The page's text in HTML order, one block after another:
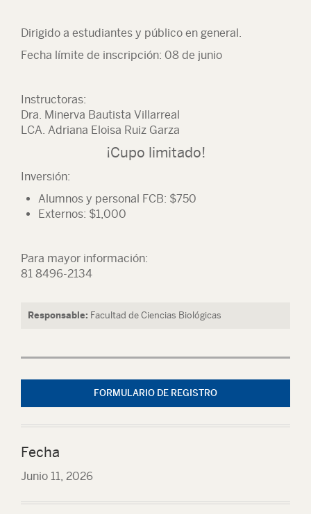
Dirigido a estudiantes y público en general.
Fecha límite de inscripción: 08 de junio
Instructoras:
Dra. Minerva Bautista Villarreal
LCA. Adriana Eloisa Ruiz Garza
¡Cupo limitado!
Inversión:
Alumnos y personal FCB: $750
Externos: $1,000
Para mayor información:
81 8496-2134
Responsable: Facultad de Ciencias Biológicas
FORMULARIO DE REGISTRO
Fecha
Junio 11, 2026